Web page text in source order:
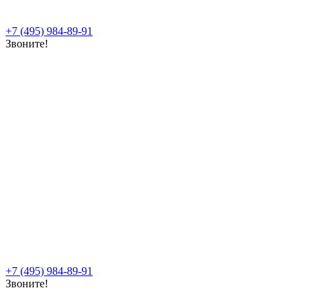
+7 (495) 984-89-91
Звоните!
+7 (495) 984-89-91
Звоните!